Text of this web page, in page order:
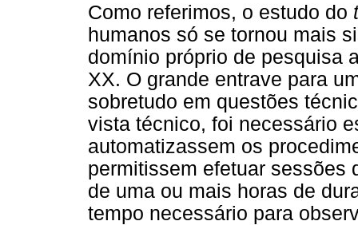
Como referimos, o estudo do
humanos só se tornou mais
domínio próprio de pesquisa
XX. O grande entrave para
sobretudo em questões
vista técnico, foi necessário
automatizassem os
permitissem efetuar sessões
de uma ou mais horas de
tempo necessário para